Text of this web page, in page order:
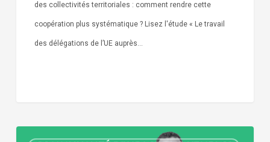
des collectivités territoriales : comment rendre cette
coopération plus systématique ? Lisez l'étude « Le travail
des délégations de l’UE auprès…